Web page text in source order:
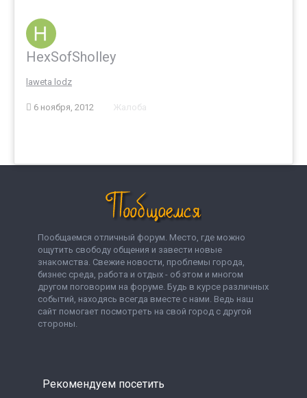
HexSofSholley
laweta lodz
6 ноября, 2012 Жалоба
Пообщаемся отличный форум. Место, где можно
ощутить свободу общения и завести новые
знакомства. Свежие новости, проблемы города,
бизнес среда, работа и отдых - об этом и многом
другом поговорим на форуме. Будь в курсе различных
событий, находясь всегда вместе с нами. Ведь наш
сайт помогает посмотреть на свой город с другой
стороны.
Рекомендуем посетить